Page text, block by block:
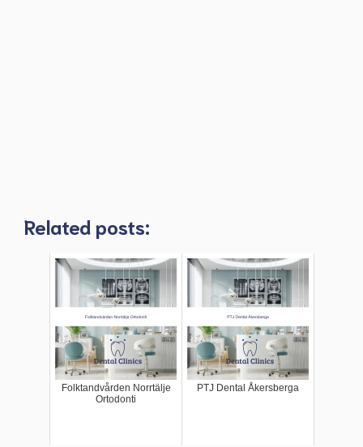
Related posts:
Folktandvården Norrtälje
Ortodonti
PTJ Dental Åkersberga